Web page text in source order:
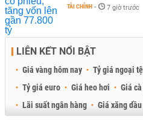
TÀI CHÍNH - 7 giờ trước
LIÊN KẾT NỔI BẬT
Giá vàng hôm nay Tỷ giá ngoại tệ
Tỷ giá euro
Giá heo hơi Giá
Lãi suất ngân hàng
Giá xăng dầu